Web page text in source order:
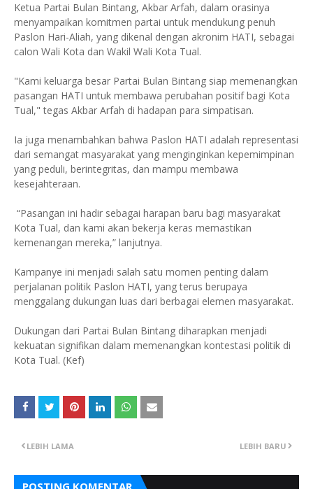
Ketua Partai Bulan Bintang, Akbar Arfah, dalam orasinya
menyampaikan komitmen partai untuk mendukung penuh
Paslon Hari-Aliah, yang dikenal dengan akronim HATI, sebagai
calon Wali Kota dan Wakil Wali Kota Tual.
"Kami keluarga besar Partai Bulan Bintang siap memenangkan
pasangan HATI untuk membawa perubahan positif bagi Kota
Tual," tegas Akbar Arfah di hadapan para simpatisan.
Ia juga menambahkan bahwa Paslon HATI adalah representasi
dari semangat masyarakat yang menginginkan kepemimpinan
yang peduli, berintegritas, dan mampu membawa
kesejahteraan.
“Pasangan ini hadir sebagai harapan baru bagi masyarakat
Kota Tual, dan kami akan bekerja keras memastikan
kemenangan mereka,” lanjutnya.
Kampanye ini menjadi salah satu momen penting dalam
perjalanan politik Paslon HATI, yang terus berupaya
menggalang dukungan luas dari berbagai elemen masyarakat.
Dukungan dari Partai Bulan Bintang diharapkan menjadi
kekuatan signifikan dalam memenangkan kontestasi politik di
Kota Tual. (Kef)
LEBIH BARU
LEBIH LAMA
POSTING KOMENTAR